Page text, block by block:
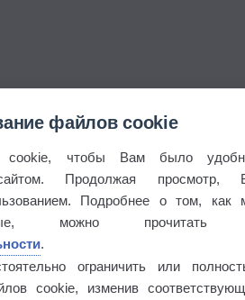
файлов cookie
чтобы Вам было
Продолжая просмотр,
Подробнее о том, как
можно прочитать
.
ограничить или
cookie, изменив